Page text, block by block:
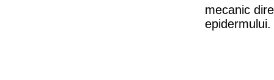
mecanic
epidermului.